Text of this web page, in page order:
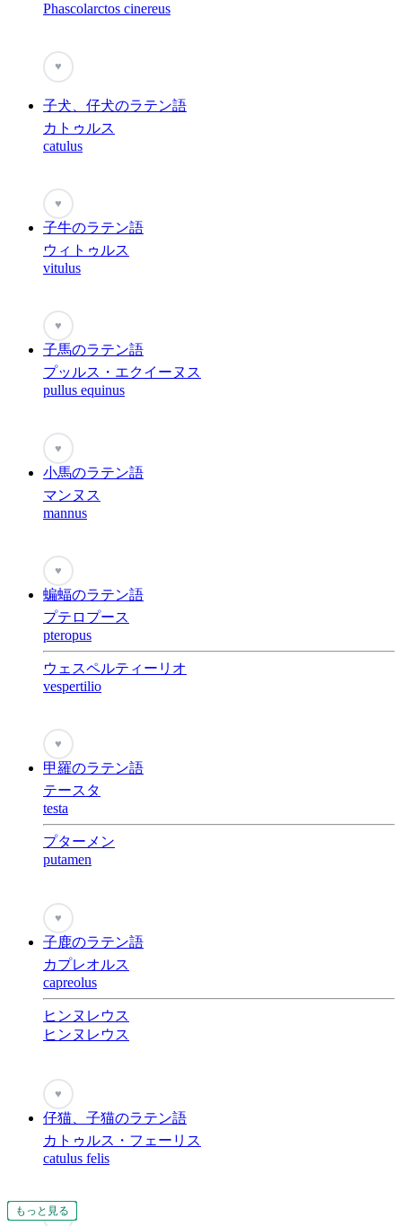
もっと見る
もっと見る
もっと見る
もっと見る
もっと見る
もっと見る
もっと見る
もっと見る
もっと見る
もっと見る
もっと見る
もっと見る
もっと見る
もっと見る
もっと見る
もっと見る
もっと見る
もっと見る
もっと見る
もっと見る
もっと見る
もっと見る
もっと見る
Phascolarctos cinereus
♥
子犬、仔犬のラテン語
カトゥルス
catulus
♥
子牛のラテン語
ウィトゥルス
vitulus
♥
子馬のラテン語
プッルス・エクイーヌス
pullus equinus
♥
小馬のラテン語
マンヌス
mannus
♥
蝙蝠のラテン語
プテロプース
pteropus
ウェスペルティーリオ
vespertilio
もっと見る
♥
甲羅のラテン語
テースタ
testa
プターメン
putamen
♥
子鹿のラテン語
カプレオルス
capreolus
ヒンヌレウス
ヒンヌレウス
♥
仔猫、子猫のラテン語
カトゥルス・フェーリス
catulus felis
♥
もっと見る
もっと見る
もっと見る
もっと見る
もっと見る
もっと見る
もっと見る
もっと見る
もっと見る
もっと見る
もっと見る
もっと見る
もっと見る
もっと見る
もっと見る
もっと見る